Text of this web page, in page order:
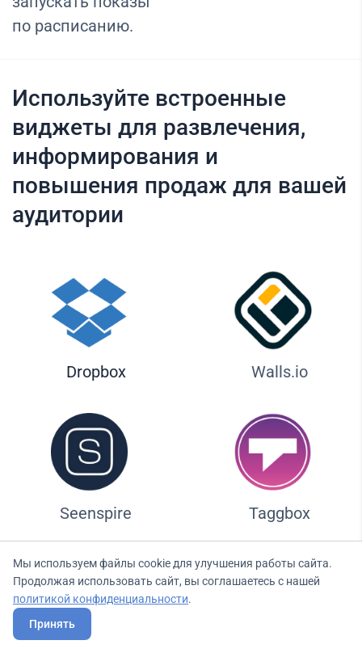
по расписанию.
Используйте встроенные
виджеты для развлечения,
информирования и
повышения продаж для вашей
аудитории
Dropbox Walls.io
Seenspire Taggbox
Ликвид — идеальное решение
для тренажерных залов и
фитнес-клубов, благодарая
Мы используем файлы cookie для улучшения работы сайта.
Продолжая использовать сайт, вы соглашаетесь с нашей
политикой конфиденциальности.
Принять